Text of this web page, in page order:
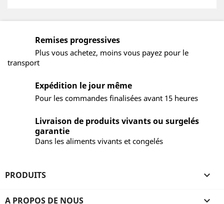
Remises progressives
Plus vous achetez, moins vous payez pour le
transport
Expédition le jour même
Pour les commandes finalisées avant 15 heures
Livraison de produits vivants ou surgelés
garantie
Dans les aliments vivants et congelés
PRODUITS 
A PROPOS DE NOUS 